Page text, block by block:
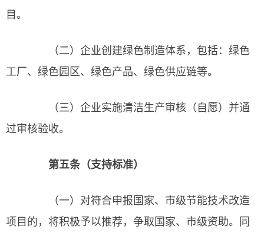
目。
（二）企业创建绿色制造体系，包括：绿色
工厂、绿色园区、绿色产品、绿色供应链等。
（三）企业实施清洁生产审核（自愿）并通
过审核验收。
第五条（支持标准）
（一）对符合申报国家、市级节能技术改造
项目的，将积极予以推荐，争取国家、市级资助。同